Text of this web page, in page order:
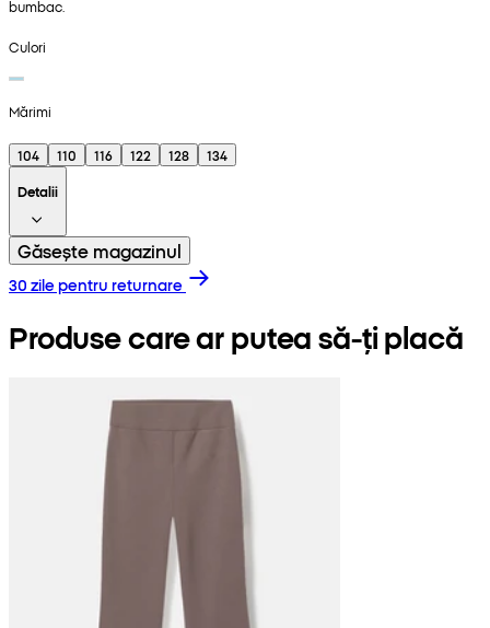
bumbac.
Culori
Mărimi
104 110 116 122 128
134
Detalii
Găsește magazinul
30 zile pentru returnare
Produse care ar putea să-ți placă